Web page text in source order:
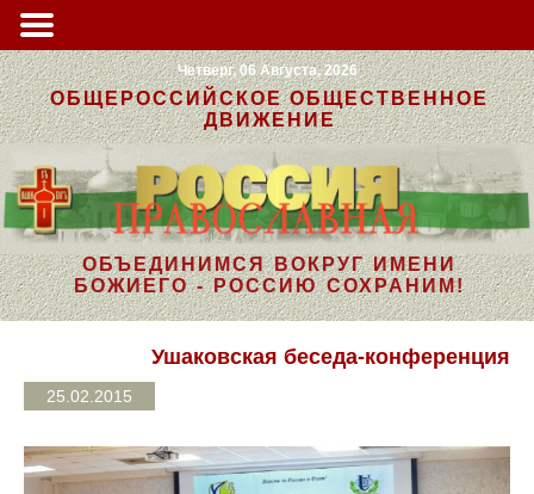
Четверг, 06 Августа, 2026
ОБЩЕРОССИЙСКОЕ ОБЩЕСТВЕННОЕ
ДВИЖЕНИЕ
ОБЪЕДИНИМСЯ ВОКРУГ ИМЕНИ
БОЖИЕГО - РОССИЮ СОХРАНИМ!
Ушаковская беседа-конференция
25.02.2015